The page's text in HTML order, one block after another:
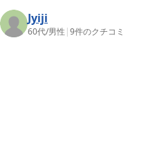
Jyiji
60代/男性 |9件のクチコミ